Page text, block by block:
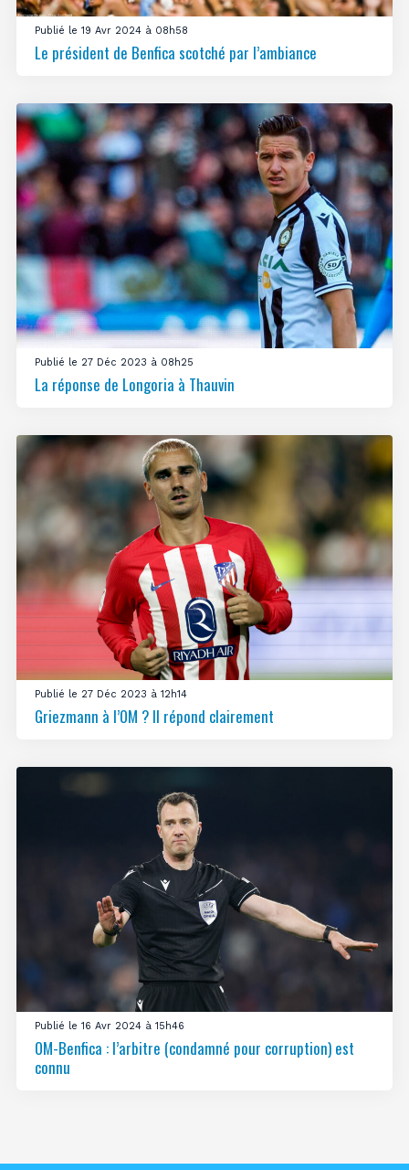
Publié le 19 Avr 2024 à 08h58
Le président de Benfica scotché par l’ambiance
Publié le 27 Déc 2023 à 08h25
La réponse de Longoria à Thauvin
Publié le 27 Déc 2023 à 12h14
Griezmann à l’OM ? Il répond clairement
Publié le 16 Avr 2024 à 15h46
OM-Benfica : l’arbitre (condamné pour corruption) est
connu